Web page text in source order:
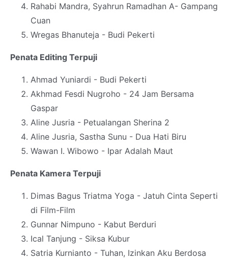
Rahabi Mandra, Syahrun Ramadhan A- Gampang
Cuan
Wregas Bhanuteja - Budi Pekerti
Penata Editing Terpuji
Ahmad Yuniardi - Budi Pekerti
Akhmad Fesdi Nugroho - 24 Jam Bersama
Gaspar
Aline Jusria - Petualangan Sherina 2
Aline Jusria, Sastha Sunu - Dua Hati Biru
Wawan I. Wibowo - Ipar Adalah Maut
Penata Kamera Terpuji
Dimas Bagus Triatma Yoga - Jatuh Cinta Seperti
di Film-Film
Gunnar Nimpuno - Kabut Berduri
Ical Tanjung - Siksa Kubur
Satria Kurnianto - Tuhan, Izinkan Aku Berdosa